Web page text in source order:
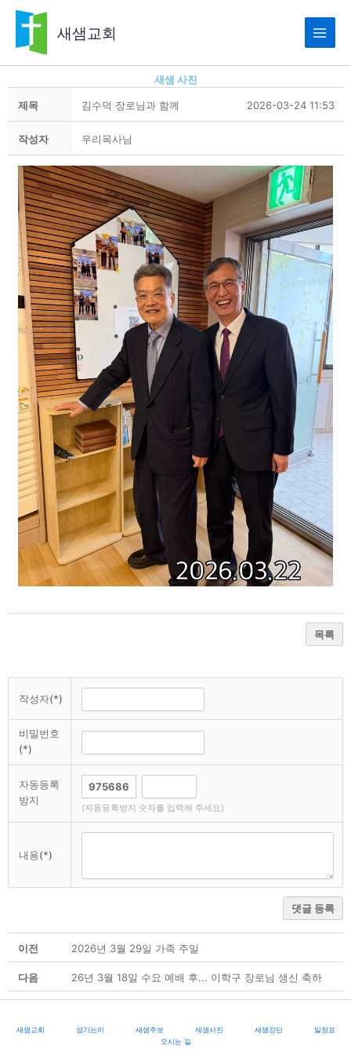
너
기
새샘교회
새샘 사진
제목 김수덕 장로님과 함께 2026-03-24 11:53
작성자 우리목사님
목록
작성자(*)
비밀번호
(*)
자동등록
방지
(자동등록방지 숫자를 입력해 주세요)
내용(*)
댓글 등록
이전 2026년 3월 29일 가족 주일
다음 26년 3월 18일 수요 예배 후... 이학구 장로님 생신 축하
새샘교회 섬기는이 새샘주보 새샘사진 새샘강단
일정표
오시는 길